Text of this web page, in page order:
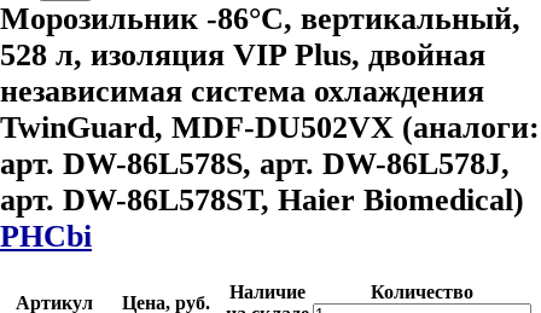
Морозильник -86°С, вертикальный,
528 л, изоляция VIP Plus, двойная
независимая система охлаждения
TwinGuard, MDF-DU502VX (аналоги:
арт. DW-86L578S, арт. DW-86L578J,
арт. DW-86L578ST, Haier Biomedical)
PHCbi
Артикул Цена, руб.
Наличие
Количество